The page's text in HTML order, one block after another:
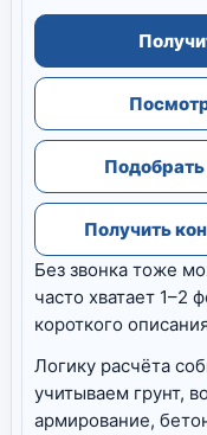
Получить
Без звонка тоже
часто хватает 1–2
короткого
Логику расчёта
учитываем грунт,
армирование,